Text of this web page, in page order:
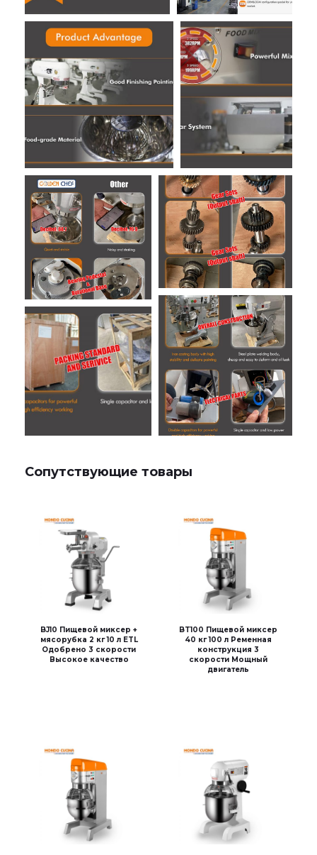
Сопутствующие товары
BJ10 Пищевой миксер +
мясорубка 2 кг 10 л ETL
Одобрено 3 скорости
Высокое качество
BT100 Пищевой миксер
40 кг 100 л Ременная
конструкция 3
скорости Мощный
двигатель